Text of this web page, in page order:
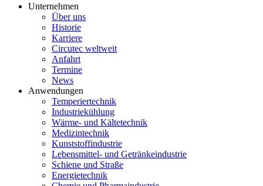
Unternehmen
Über uns
Historie
Karriere
Circutec weltweit
Anfahrt
Termine
News
Anwendungen
Temperiertechnik
Industriekühlung
Wärme- und Kältetechnik
Medizintechnik
Kunststoffindustrie
Lebensmittel- und Getränkeindustrie
Schiene und Straße
Energietechnik